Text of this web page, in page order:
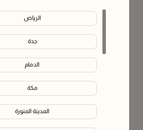
الرياض
جدة
الدمام
مكة
المدينة المنورة
طبية وتحت إشراف مقدم رعاية صحية مؤهل.
مناسبة للأشخاص الذين:
الحوامل أو من يخططن للحمل.
لديهم حساسية من مادة سيماجلوتايد.
لديهم تاريخ شخصي أو عائلي لسرطان الغدة
تُستخدم ابر ويغوفي مرة واحدة أسبوعيًا، ويفضل